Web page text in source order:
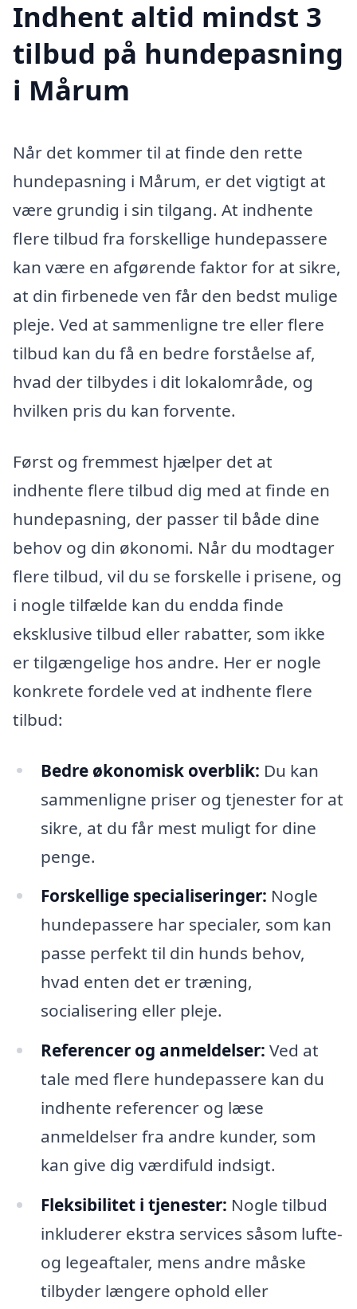
Indhent altid mindst 3
tilbud på hundepasning
i Mårum
Når det kommer til at finde den rette
hundepasning i Mårum, er det vigtigt at
være grundig i sin tilgang. At indhente
flere tilbud fra forskellige hundepassere
kan være en afgørende faktor for at sikre,
at din firbenede ven får den bedst mulige
pleje. Ved at sammenligne tre eller flere
tilbud kan du få en bedre forståelse af,
hvad der tilbydes i dit lokalområde, og
hvilken pris du kan forvente.
Først og fremmest hjælper det at
indhente flere tilbud dig med at finde en
hundepasning, der passer til både dine
behov og din økonomi. Når du modtager
flere tilbud, vil du se forskelle i prisene, og
i nogle tilfælde kan du endda finde
eksklusive tilbud eller rabatter, som ikke
er tilgængelige hos andre. Her er nogle
konkrete fordele ved at indhente flere
tilbud:
Bedre økonomisk overblik: Du kan
sammenligne priser og tjenester for at
sikre, at du får mest muligt for dine
penge.
Forskellige specialiseringer: Nogle
hundepassere har specialer, som kan
passe perfekt til din hunds behov,
hvad enten det er træning,
socialisering eller pleje.
Referencer og anmeldelser: Ved at
tale med flere hundepassere kan du
indhente referencer og læse
anmeldelser fra andre kunder, som
kan give dig værdifuld indsigt.
Fleksibilitet i tjenester: Nogle tilbud
inkluderer ekstra services såsom lufte-
og legeaftaler, mens andre måske
tilbyder længere ophold eller